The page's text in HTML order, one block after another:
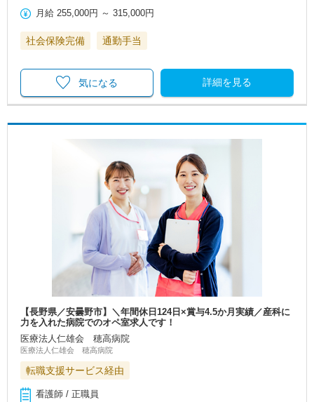
月給 255,000円 ～315,000円
社会保険完備 通勤手当
詳細を見る
気になる
【長野県／安曇野市】＼年間休日124日×賞与4.5か月実績／産科に
力を入れた病院でのオペ室求人です！
医療法人仁雄会 穂高病院
医療法人仁雄会 穂高病院
転職支援サービス経由
看護師 / 正職員